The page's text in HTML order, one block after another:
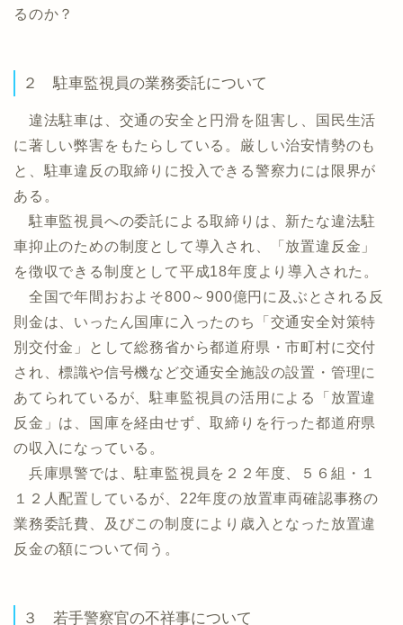
るのか？
２ 駐車監視員の業務委託について
違法駐車は、交通の安全と円滑を阻害し、国民生活
に著しい弊害をもたらしている。厳しい治安情勢のも
と、駐車違反の取締りに投入できる警察力には限界が
ある。
駐車監視員への委託による取締りは、新たな違法駐
車抑止のための制度として導入され、「放置違反金」
を徴収できる制度として平成18年度より導入された。
全国で年間おおよそ800～900億円に及ぶとされる反
則金は、いったん国庫に入ったのち「交通安全対策特
別交付金」として総務省から都道府県・市町村に交付
され、標識や信号機など交通安全施設の設置・管理に
あてられているが、駐車監視員の活用による「放置違
反金」は、国庫を経由せず、取締りを行った都道府県
の収入になっている。
兵庫県警では、駐車監視員を２２年度、５６組・１
１２人配置しているが、22年度の放置車両確認事務の
業務委託費、及びこの制度により歳入となった放置違
反金の額について伺う。
３ 若手警察官の不祥事について